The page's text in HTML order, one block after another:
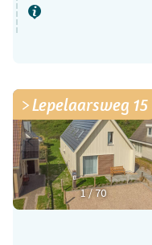
1/70
Lepelaarsweg 15